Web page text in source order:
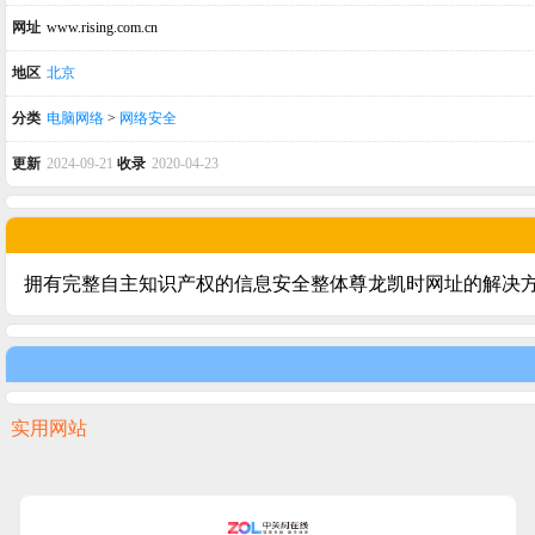
网址 www.rising.com.cn
地区 北京
分类 电脑网络 > 网络安全
更新 2024-09-21 收录 2020-04-23
拥有完整自主知识产权的信息安全整体尊龙凯时网址的解
实用网站